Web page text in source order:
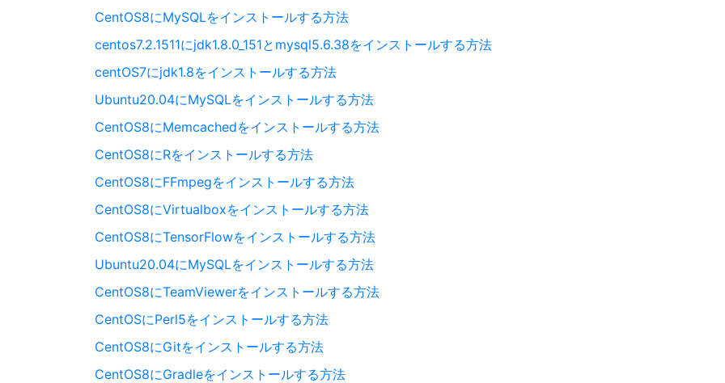
CentOS8にMySQLをインストールする方法
centos7.2.1511にjdk1.8.0_151とmysql5.6.38をインストールする方法
centOS7にjdk1.8をインストールする方法
Ubuntu20.04にMySQLをインストールする方法
CentOS8にMemcachedをインストールする方法
CentOS8にRをインストールする方法
CentOS8にFFmpegをインストールする方法
CentOS8にVirtualboxをインストールする方法
CentOS8にTensorFlowをインストールする方法
Ubuntu20.04にMySQLをインストールする方法
CentOS8にTeamViewerをインストールする方法
CentOSにPerl5をインストールする方法
CentOS8にGitをインストールする方法
CentOS8にGradleをインストールする方法